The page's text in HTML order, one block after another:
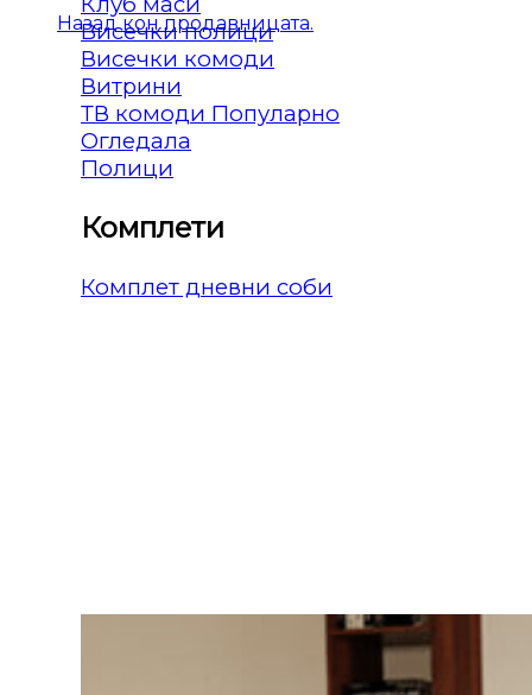
Назад кон продавницата.
Висечки полици
Висечки комоди
Витрини
ТВ комоди
Огледала
Полици
Комплети
Комплет дневни соби